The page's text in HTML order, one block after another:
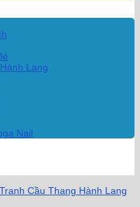
Lang
Nail
Tranh Cầu Thang Hành Lang